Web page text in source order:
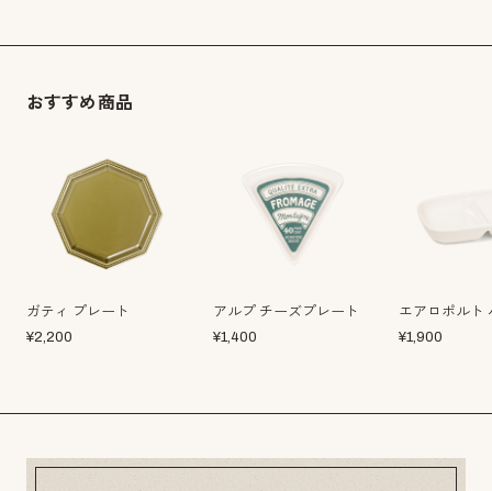
おすすめ商品
ガティ プレート
¥2,200
アルプ チーズプレート
¥1,400
エアロポルト
¥1,900